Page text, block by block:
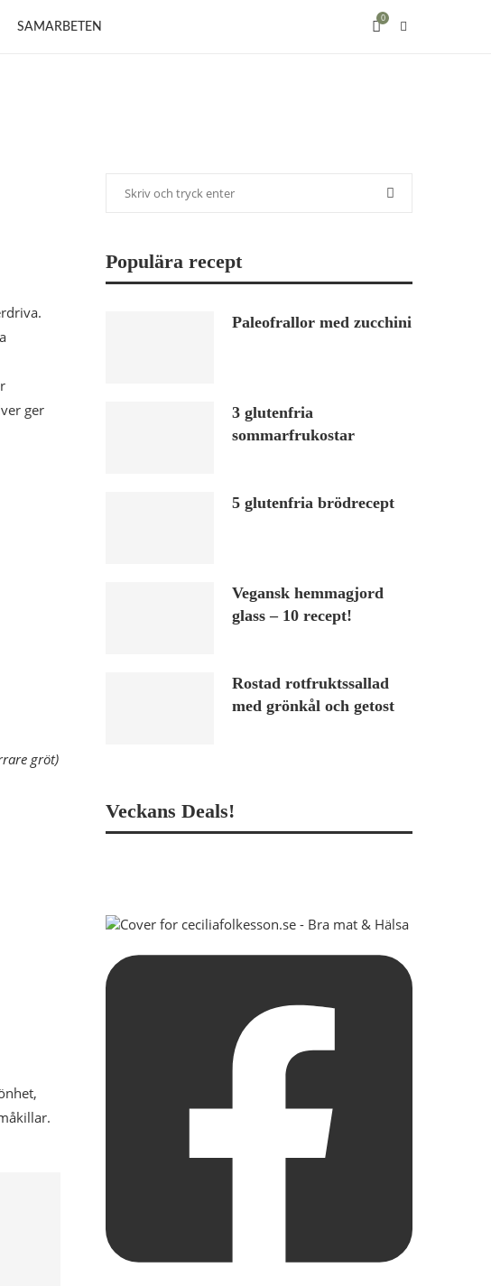
SAMARBETEN
0
ger
gröt)
Populära recept
Paleofrallor med zucchini
3 glutenfria
sommarfrukostar
5 glutenfria brödrecept
Vegansk hemmagjord
glass – 10 recept!
Rostad rotfruktssallad
med grönkål och getost
Veckans Deals!